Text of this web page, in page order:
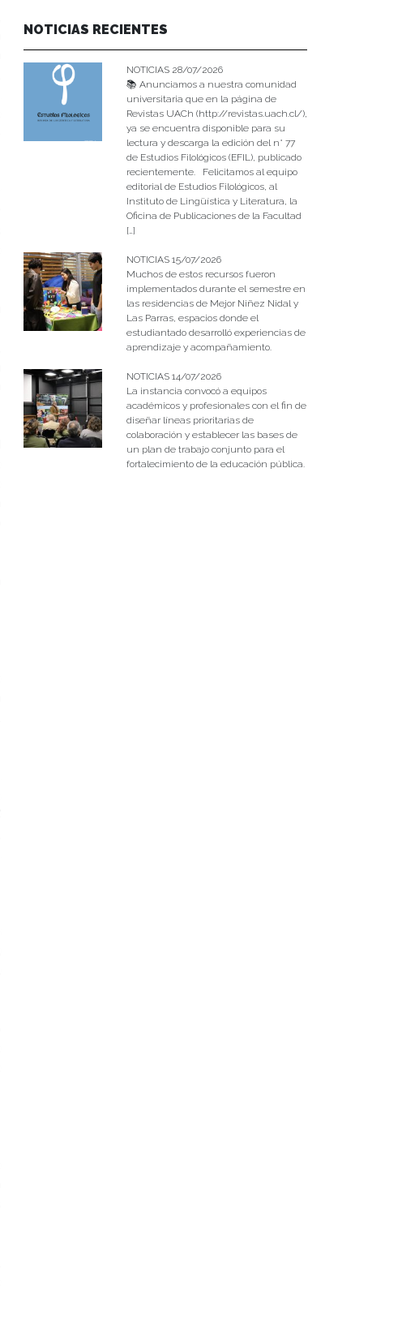
NOTICIAS RECIENTES
NOTICIAS 28/07/2026
📚 Anunciamos a nuestra comunidad
universitaria que en la página de
Revistas UACh (http://revistas.uach.cl/),
ya se encuentra disponible para su
lectura y descarga la edición del n° 77
de Estudios Filológicos (EFIL), publicado
recientemente. Felicitamos al equipo
editorial de Estudios Filológicos, al
Instituto de Lingüística y Literatura, la
Oficina de Publicaciones de la Facultad
[…]
NOTICIAS 15/07/2026
Muchos de estos recursos fueron
implementados durante el semestre en
las residencias de Mejor Niñez Nidal y
Las Parras, espacios donde el
estudiantado desarrolló experiencias de
aprendizaje y acompañamiento.
NOTICIAS 14/07/2026
La instancia convocó a equipos
académicos y profesionales con el fin de
diseñar líneas prioritarias de
colaboración y establecer las bases de
un plan de trabajo conjunto para el
fortalecimiento de la educación pública.